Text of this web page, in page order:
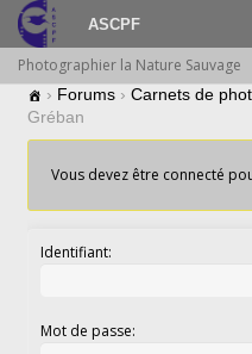
ASCPF
Photographier la Nature Sauvage
› Forums › Carnets de
Gréban
Vous devez être connecté
Identifiant:
Mot de passe: